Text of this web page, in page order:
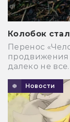
Колобок
Перенос
продвижения
далеко не все.
Новости